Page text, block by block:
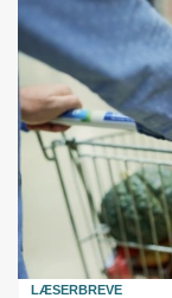
LÆSERBREVE